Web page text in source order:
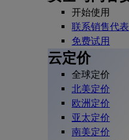
开始使用
联系销售代表
免费试用
云定价
全球定价
北美定价
欧洲定价
亚太定价
南美定价